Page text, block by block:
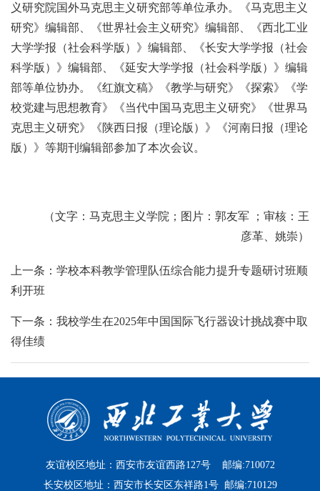
义研究院国外马克思主义研究部等单位承办。《马克思主义
研究》编辑部、《世界社会主义研究》编辑部、《西北工业
大学学报（社会科学版）》编辑部、《长安大学学报（社会
科学版）》编辑部、《延安大学学报（社会科学版）》编辑
部等单位协办。《红旗文稿》《教学与研究》《探索》《学
校党建与思想教育》《当代中国马克思主义研究》《世界马
克思主义研究》《陕西日报（理论版）》《河南日报（理论
版）》等期刊编辑部参加了本次会议。
（文字：马克思主义学院；图片：郭友军 ；审核：王
彦革、姚崇）
上一条：学校本科教学管理队伍综合能力提升专题研讨班顺
利开班
下一条：我校学生在2025年中国国际飞行器设计挑战赛中取
得佳绩
友谊校区地址：西安市友谊西路127号 邮编:710072
长安校区地址：西安市长安区东祥路1号 邮编:710129